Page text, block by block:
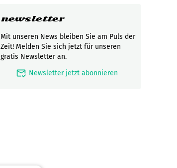
newsletter
Mit unseren News bleiben Sie am Puls der
Zeit! Melden Sie sich jetzt für unseren
gratis Newsletter an.
mark_email_read Newsletter jetzt abonnieren